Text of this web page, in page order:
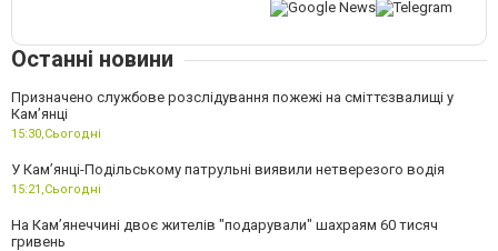
Останні новини
Призначено службове розслідування пожежі на сміттєзвалищі у
Кам’янці
15:30,Сьогодні
У Кам’янці-Подільському патрульні виявили нетверезого водія
15:21,Сьогодні
На Камʼянеччині двоє жителів "подарували" шахраям 60 тисяч
гривень